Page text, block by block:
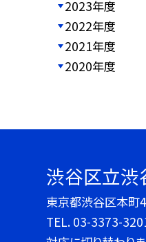
2023年度
2022年度
2021年度
2020年度
渋谷区立渋
東京都渋谷区本町
TEL. 03-3373-